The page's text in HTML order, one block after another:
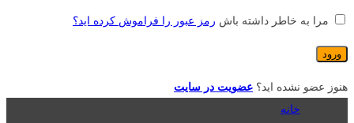
مرا به خاطر داشته باش رمز عبور را فراموش کرده اید؟
هنوز عضو نشده اید؟ عضویت در سایت
خانه